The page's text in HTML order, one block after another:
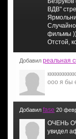
ВДВ"
Случайно
фильмы
Отстой,
Добавил реальная
ооо я бы
Добавил fase 20
ОЧЕНЬ
увидел